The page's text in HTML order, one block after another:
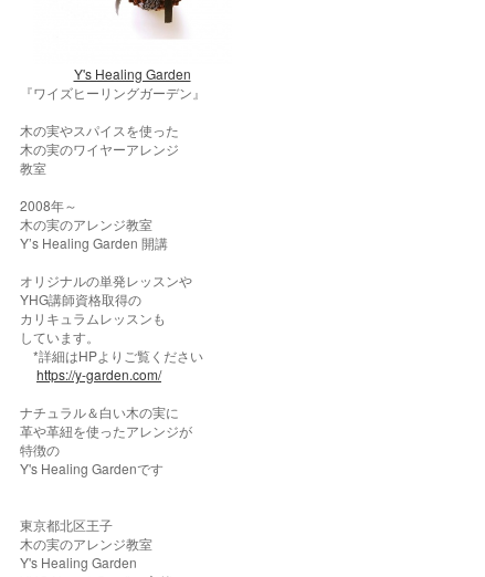
Y's Healing Garden
『ワイズヒーリングガーデン』
木の実やスパイスを使った
木の実のワイヤーアレンジ
教室
2008年～
木の実のアレンジ教室
Y’s Healing Garden 開講
オリジナルの単発レッスンや
YHG講師資格取得の
カリキュラムレッスンも
しています。
*詳細はHPよりご覧ください
https://y-garden.com/
ナチュラル＆白い木の実に
革や革紐を使ったアレンジが
特徴の
Y's Healing Gardenです
東京都北区王子
木の実のアレンジ教室
Y's Healing Garden